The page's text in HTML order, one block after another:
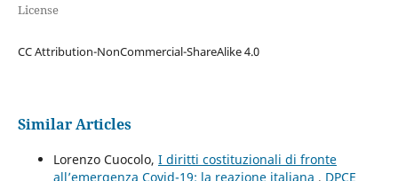
License
CC Attribution-NonCommercial-ShareAlike 4.0
Similar Articles
Lorenzo Cuocolo, I diritti costituzionali di fronte
all’emergenza Covid-19: la reazione italiana , DPCE